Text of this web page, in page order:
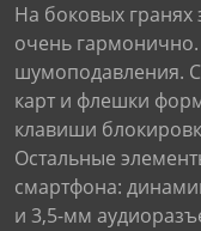
На боковых гранях
очень
шумоподавления.
карт и флешки
клавиши
Остальные
смартфона:
и 3,5-мм